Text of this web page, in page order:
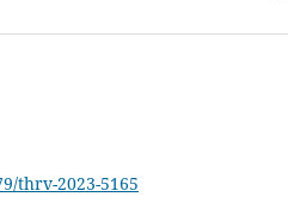
thrv-2023-5165